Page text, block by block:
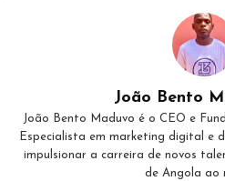
João Bento
João Bento Maduvo é o CEO e
Especialista em marketing digital e
impulsionar a carreira de novos
de Angola ao